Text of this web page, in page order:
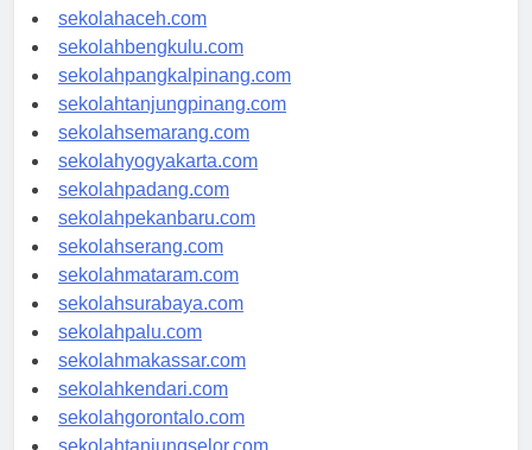
sekolahmedan.com
sekolahaceh.com
sekolahbengkulu.com
sekolahpangkalpinang.com
sekolahtanjungpinang.com
sekolahsemarang.com
sekolahyogyakarta.com
sekolahpadang.com
sekolahpekanbaru.com
sekolahserang.com
sekolahmataram.com
sekolahsurabaya.com
sekolahpalu.com
sekolahmakassar.com
sekolahkendari.com
sekolahgorontalo.com